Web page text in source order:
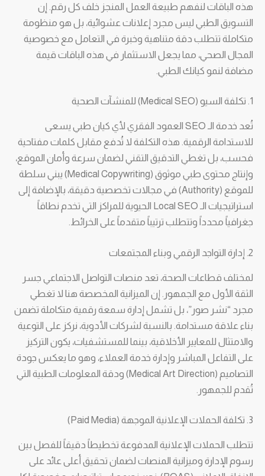
هذه الباقات لنفهم طبيعة العمل المنجز خلف كل رقم. إن
التسويق الطبي ليس مجرد إعلانات عشوائية، بل هو منظومة
متكاملة تتطلب دقة متناهية وخبرة في التعامل مع خصوصية
المجال الصحي، مما يجعل الاستثمار في هذه الباقات قيمة
مضافة لنمو كيانك الطبي.
1. تكلفة السيو (Medical SEO) للمنشآت الصحية
تُعد خدمة الـ SEO العمود الفقري لأي كيان طبي يسعى
للاستدامة الرقمية. هذه التكلفة لا تُدفع مقابل كلمات مفتاحية
فحسب، بل تغطي التدقيق التقني لضمان سرعة وأمان الموقع،
وإنتاج محتوى طبي موثوق (Medical Copywriting) يبني سلطة
للموقع (Authority) في مجالات تخصصية دقيقة، بالإضافة إلى
استراتيجيات الـ Local SEO الحيوية للمراكز التي تخدم نطاقاً
جغرافياً محدداً وتتطلب ترتيباً متقدماً على الخرائط.
2. إدارة التواجد الرقمي وبناء المجتمعات
لمختلف قطاعات الصحة، تعد منصات التواصل الاجتماعي جسر
الثقة الأول مع الجمهور. إن الميزانية المخصصة هنا لا تغطي
مجرد “نشر صور”، بل تشمل إدارة سمعة رقمية متكاملة تضمن
بناء علاقة مستدامة. بالنسبة لشركات الأدوية، نركز على التوعية
والامتثال للمعايير الأخلاقية، بينما للمستشفيات، يكون التركيز
على التفاعل المباشر وإدارة خدمة العملاء، وهو ما يعكس جودة
التصاميم (Medical Art Direction) ودقة المعلومات الطبية التي
تُقدم للجمهور.
3. تكلفة الحملات الإعلانية الموجهة (Paid Media)
تتطلب الحملات الإعلانية المدفوعة تخطيطاً دقيقاً للفصل بين
رسوم الإدارة وميزانية المنصات لضمان تحقيق أعلى عائد على